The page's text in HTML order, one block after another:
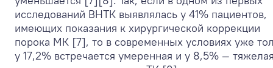
исследований ВНТК выявлялась у 41% пациентов,
имеющих показания к хирургической коррекции
порока МК [7], то в современных условиях уже
у 17,2% встречается умеренная и у 8,5% —